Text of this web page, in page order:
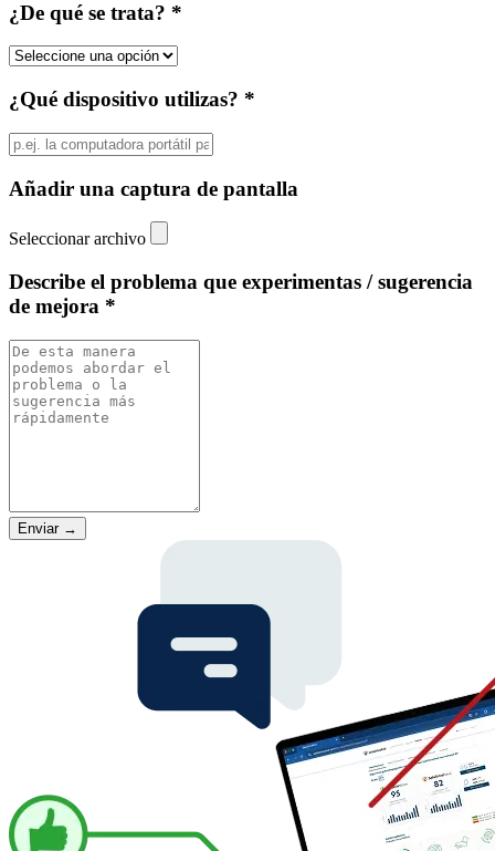
¿De qué se trata? *
¿Qué dispositivo utilizas? *
Añadir una captura de pantalla
Seleccionar archivo
Describe el problema que experimentas / sugerencia
de mejora *
Enviar →